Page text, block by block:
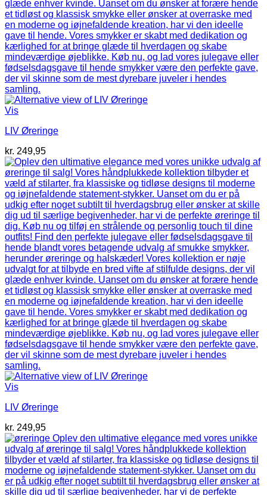
Vis
LIV Øreringe
kr. 249,95
Vis
LIV Øreringe
kr. 249,95